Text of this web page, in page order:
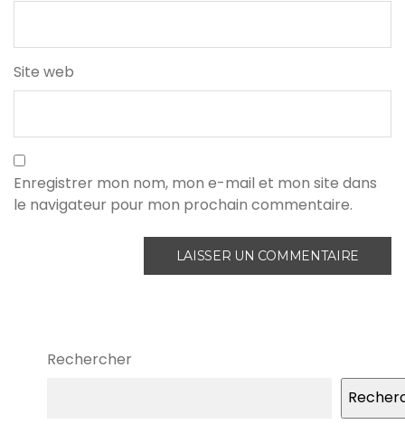
Site web
Enregistrer mon nom, mon e-mail et mon site dans
le navigateur pour mon prochain commentaire.
Rechercher